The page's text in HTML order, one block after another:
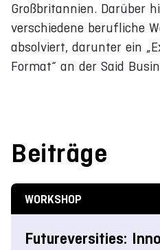
Großbritannien. Darüber
verschiedene berufliche
absolviert, darunter ein
Format“ an der Said
Beiträge
WORKSHOP
Futureversities: